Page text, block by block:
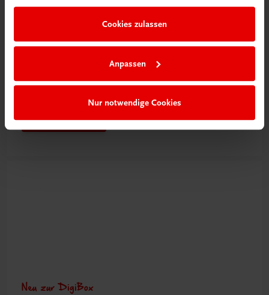
Cookies zulassen
Anpassen
Nur notwendige Cookies
& Versandkosten sparen
Jetzt anmelden
Neu zur DigiBox